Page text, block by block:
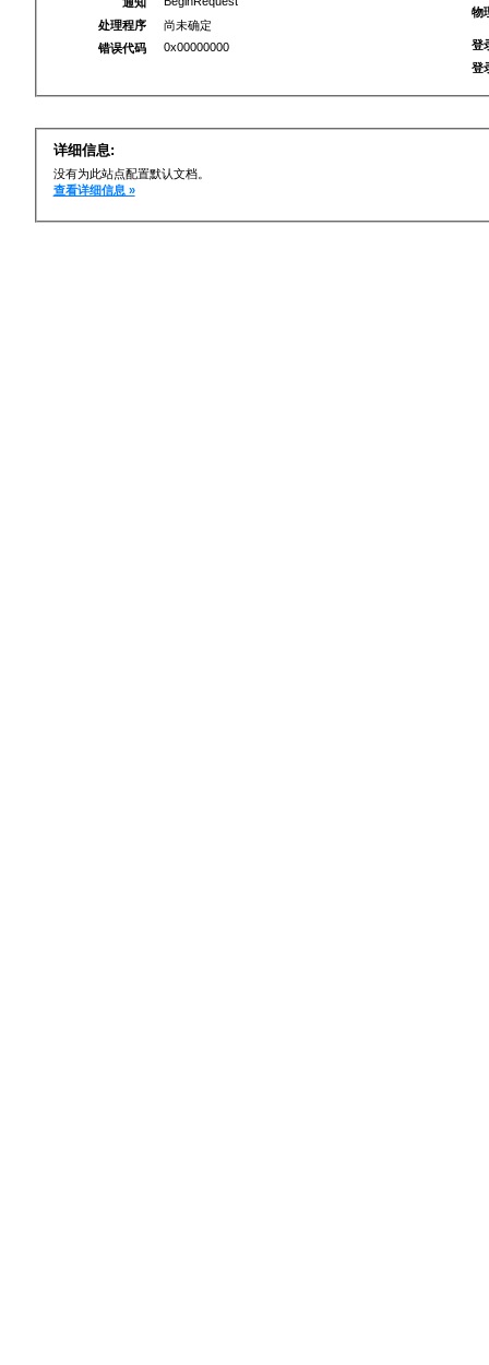
处理程序
尚未确定
错误代码
0x00000000
物
登
登
详细信息:
没有为此站点配置默认文档。
查看详细信息 »